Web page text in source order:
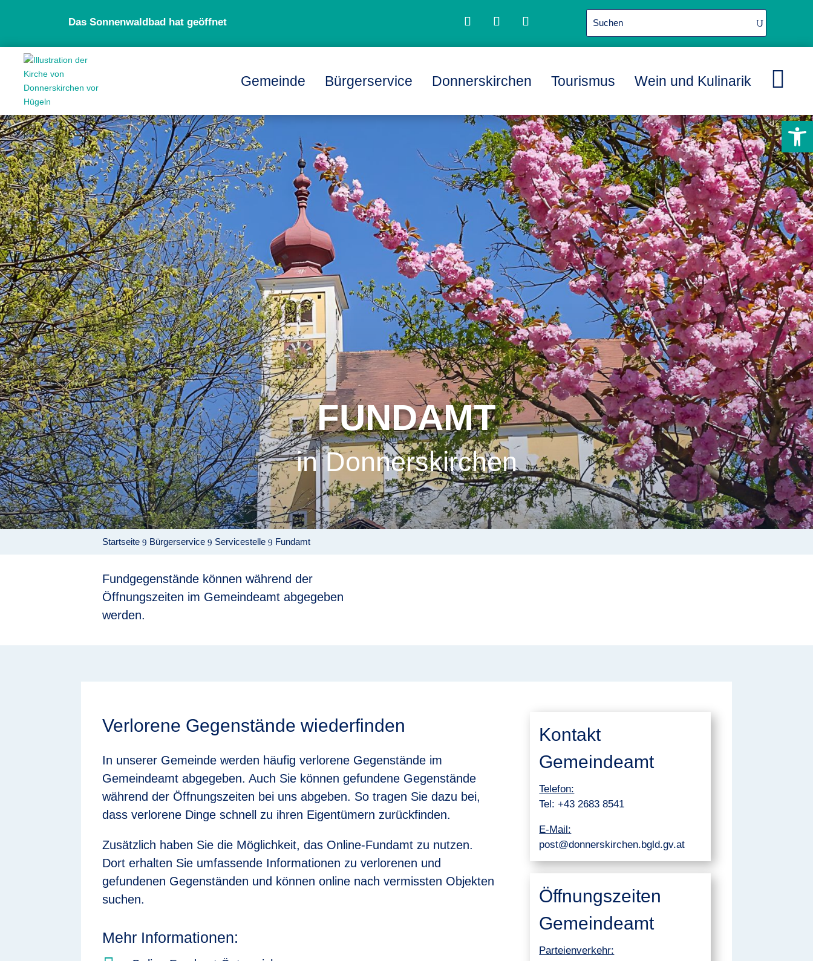
Das Sonnenwaldbad hat geöffnet
Gemeinde Bürgerservice Donnerskirchen Tourismus Wein und Kulinarik 
FUNDAMT
in Donnerskirchen
Startseite 9 Bürgerservice 9 Servicestelle 9 Fundamt
Fundgegenstände können während der
Öffnungszeiten im Gemeindeamt abgegeben
werden.
Verlorene Gegenstände wiederfinden
In unserer Gemeinde werden häufig verlorene Gegenstände im
Gemeindeamt abgegeben. Auch Sie können gefundene Gegenstände
während der Öffnungszeiten bei uns abgeben. So tragen Sie dazu bei,
dass verlorene Dinge schnell zu ihren Eigentümern zurückfinden.
Zusätzlich haben Sie die Möglichkeit, das Online-Fundamt zu nutzen.
Dort erhalten Sie umfassende Informationen zu verlorenen und
gefundenen Gegenständen und können online nach vermissten Objekten
suchen.
Mehr Informationen:
Kontakt
Gemeindeamt
Telefon:
Tel:+43 2683 8541
E-Mail:
post@donnerskirchen.bgld.gv.at
Öffnungszeiten
Gemeindeamt
Parteienverkehr: